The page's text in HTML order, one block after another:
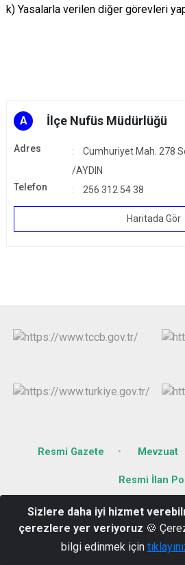
k) Yasalarla verilen diğer görevleri
A İlçe Nufüs Müdürlüğü
Adres
Cumhuriyet Mah. 278
/AYDIN
Telefon
256 312 54 38
Haritada Gör
Resmi Gazete Mevzuat
Resmi İlan
Cumhuriyet Mah. 278 Sok. No: 3
(0256) 314 03 23 -
Sizlere daha iyi hizmet
çerezlere yer veriyoruz 🍪
bilgi edinmek için